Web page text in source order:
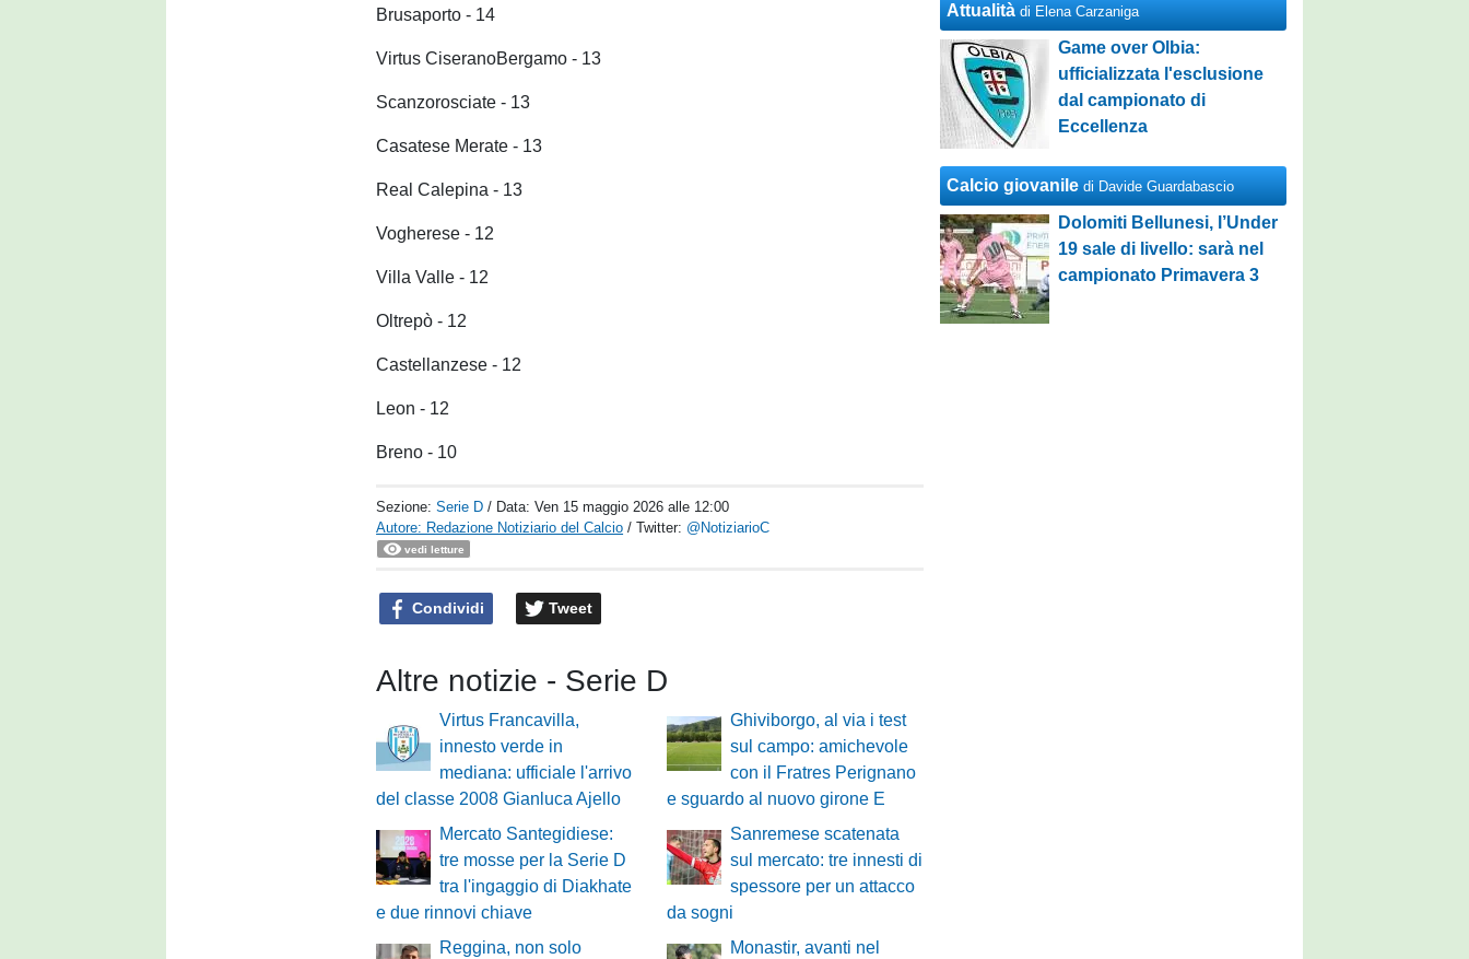
Brusaporto - 14
Virtus CiseranoBergamo - 13
Scanzorosciate - 13
Casatese Merate - 13
Real Calepina - 13
Vogherese - 12
Villa Valle - 12
Oltrepò - 12
Castellanzese - 12
Leon - 12
Breno - 10
Sezione:Serie D / Data:Ven 15 maggio 2026 alle 12:00
Autore: Redazione Notiziario del Calcio / Twitter: @NotiziarioC
vedi letture
Condividi Tweet
Altre notizie - Serie D
Virtus Francavilla,
innesto verde in
mediana: ufficiale l'arrivo
del classe 2008 Gianluca Ajello
Ghiviborgo, al via i test
sul campo: amichevole
con il Fratres Perignano
e sguardo al nuovo girone E
Mercato Santegidiese:
tre mosse per la Serie D
tra l'ingaggio di Diakhate
e due rinnovi chiave
Sanremese scatenata
sul mercato: tre innesti di
spessore per un attacco
da sogni
Reggina, non solo
Monastir, avanti nel
Attualità di Elena Carzaniga
Game over Olbia:
ufficializzata l'esclusione
dal campionato di
Eccellenza
Calcio giovanile di Davide Guardabascio
Dolomiti Bellunesi, l’Under
19 sale di livello: sarà nel
campionato Primavera 3